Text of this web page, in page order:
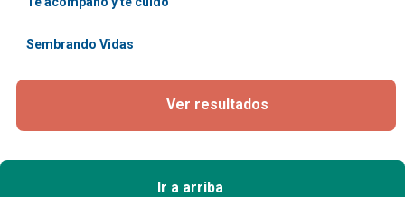
Sembrando Vidas
Ver resultados
Ir a arriba